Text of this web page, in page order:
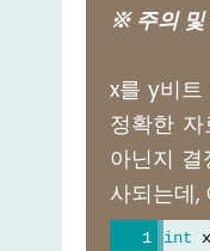
※ 주의 및
x를 y비트
정확한
아닌지 결
사되는데,
int